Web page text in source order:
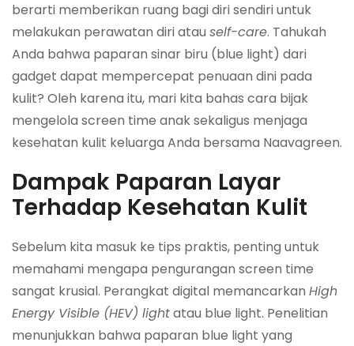
berarti memberikan ruang bagi diri sendiri untuk
melakukan perawatan diri atau self-care. Tahukah
Anda bahwa paparan sinar biru (blue light) dari
gadget dapat mempercepat penuaan dini pada
kulit? Oleh karena itu, mari kita bahas cara bijak
mengelola screen time anak sekaligus menjaga
kesehatan kulit keluarga Anda bersama Naavagreen.
Dampak Paparan Layar
Terhadap Kesehatan Kulit
Sebelum kita masuk ke tips praktis, penting untuk
memahami mengapa pengurangan screen time
sangat krusial. Perangkat digital memancarkan High
Energy Visible (HEV) lightatau blue light. Penelitian
menunjukkan bahwa paparan blue light yang